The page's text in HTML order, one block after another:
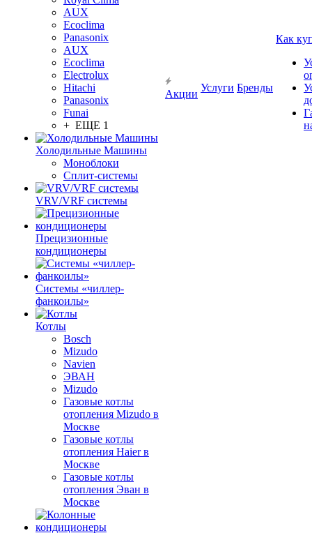
AUX
Ecoclima
Panasonix
AUX
Ecoclima
Electrolux
Hitachi
Panasonix
Funai
+ ЕЩЕ 1
Холодильные Машины
Моноблоки
Сплит-системы
VRV/VRF системы
Прецизионные
кондиционеры
Системы «чиллер-
фанкоилы»
Котлы
Bosch
Mizudo
Navien
ЭВАН
Mizudo
Газовые котлы
отопления Mizudo в
Москве
Газовые котлы
отопления Haier в
Москве
Газовые котлы
отопления Эван в
Москве
Акции
Услуги Бренды
Как